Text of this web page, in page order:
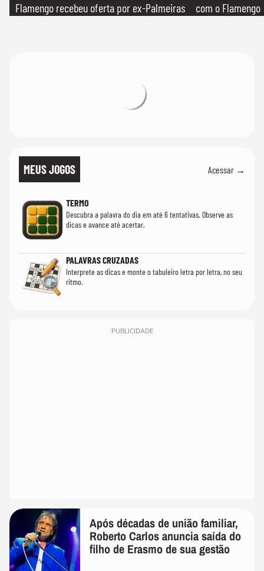
Flamengo recebeu oferta por ex-Palmeiras
com o Flamengo
MEUS JOGOS Acessar →
TERMO
Descubra a palavra do dia em até 6 tentativas. Observe as
dicas e avance até acertar.
PALAVRAS CRUZADAS
Interprete as dicas e monte o tabuleiro letra por letra, no seu
ritmo.
PUBLICIDADE
Após décadas de união familiar,
Roberto Carlos anuncia saída do
filho de Erasmo de sua gestão